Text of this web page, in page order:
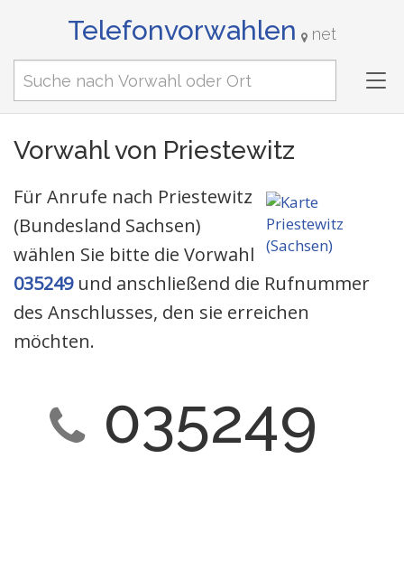
Telefonvorwahlen net
Vorwahl von Priestewitz
Für Anrufe nach Priestewitz
(Bundesland Sachsen)
wählen Sie bitte die Vorwahl
035249und anschließend die Rufnummer
des Anschlusses, den sie erreichen
möchten.
035249